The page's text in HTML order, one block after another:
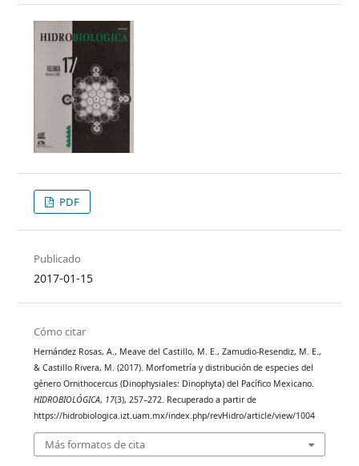
PDF
Publicado
2017-01-15
Cómo citar
Hernández Rosas, A., Meave del Castillo, M. E., Zamudio-Resendiz, M. E.,
& Castillo Rivera, M. (2017). Morfometría y distribución de especies del
género Ornithocercus (Dinophysiales: Dinophyta) del Pacífico Mexicano.
HIDROBIOLÓGICA, 17(3), 257–272. Recuperado a partir de
https://hidrobiologica.izt.uam.mx/index.php/revHidro/article/view/1004
Más formatos de cita